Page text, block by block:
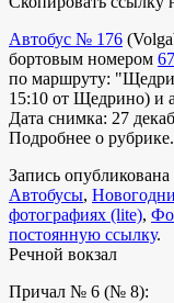
Автобус № 176 (
бортовым номером
по маршруту:
15:10 от Щедрино) и
Дата снимка: 27
Подробнее о
Запись
Автобусы,
фотографиях (lite),
постоянную ссылку.
Речной вокзал
Причал № 6 (№ 8):